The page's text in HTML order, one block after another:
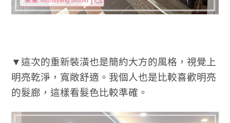
▼這次的重新裝潢也是簡約大方的風格，視覺上
明亮乾淨，寬敞舒適。我個人也是比較喜歡明亮
的髮廊，這樣看髮色比較準確。